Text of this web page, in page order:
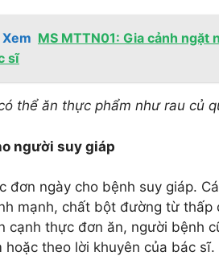
MS MTTN01: Gia cảnh
sĩ
thể ăn thực phẩm như rau củ
người suy giáp
đơn ngày cho bệnh suy giáp.
mạnh, chất bột đường từ
cạnh thực đơn ăn, người bệnh
hoặc theo lời khuyên của bác sĩ.